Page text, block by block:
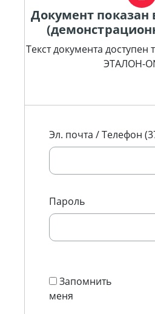
Документ
Текст документа доступен
ЭТАЛОН-
Эл. почта / Телефон
Пароль
Запомнить
меня